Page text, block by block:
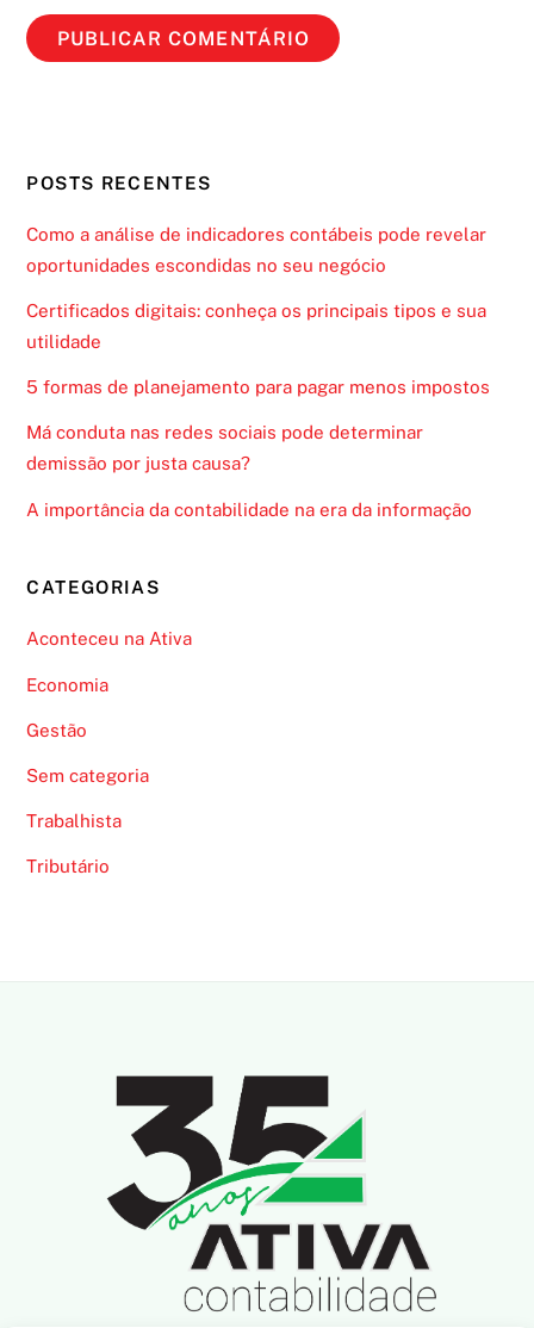
POSTS RECENTES
Como a análise de indicadores contábeis pode revelar
oportunidades escondidas no seu negócio
Certificados digitais: conheça os principais tipos e sua
utilidade
5 formas de planejamento para pagar menos impostos
Má conduta nas redes sociais pode determinar
demissão por justa causa?
A importância da contabilidade na era da informação
CATEGORIAS
Aconteceu na Ativa
Economia
Gestão
Sem categoria
Trabalhista
Tributário